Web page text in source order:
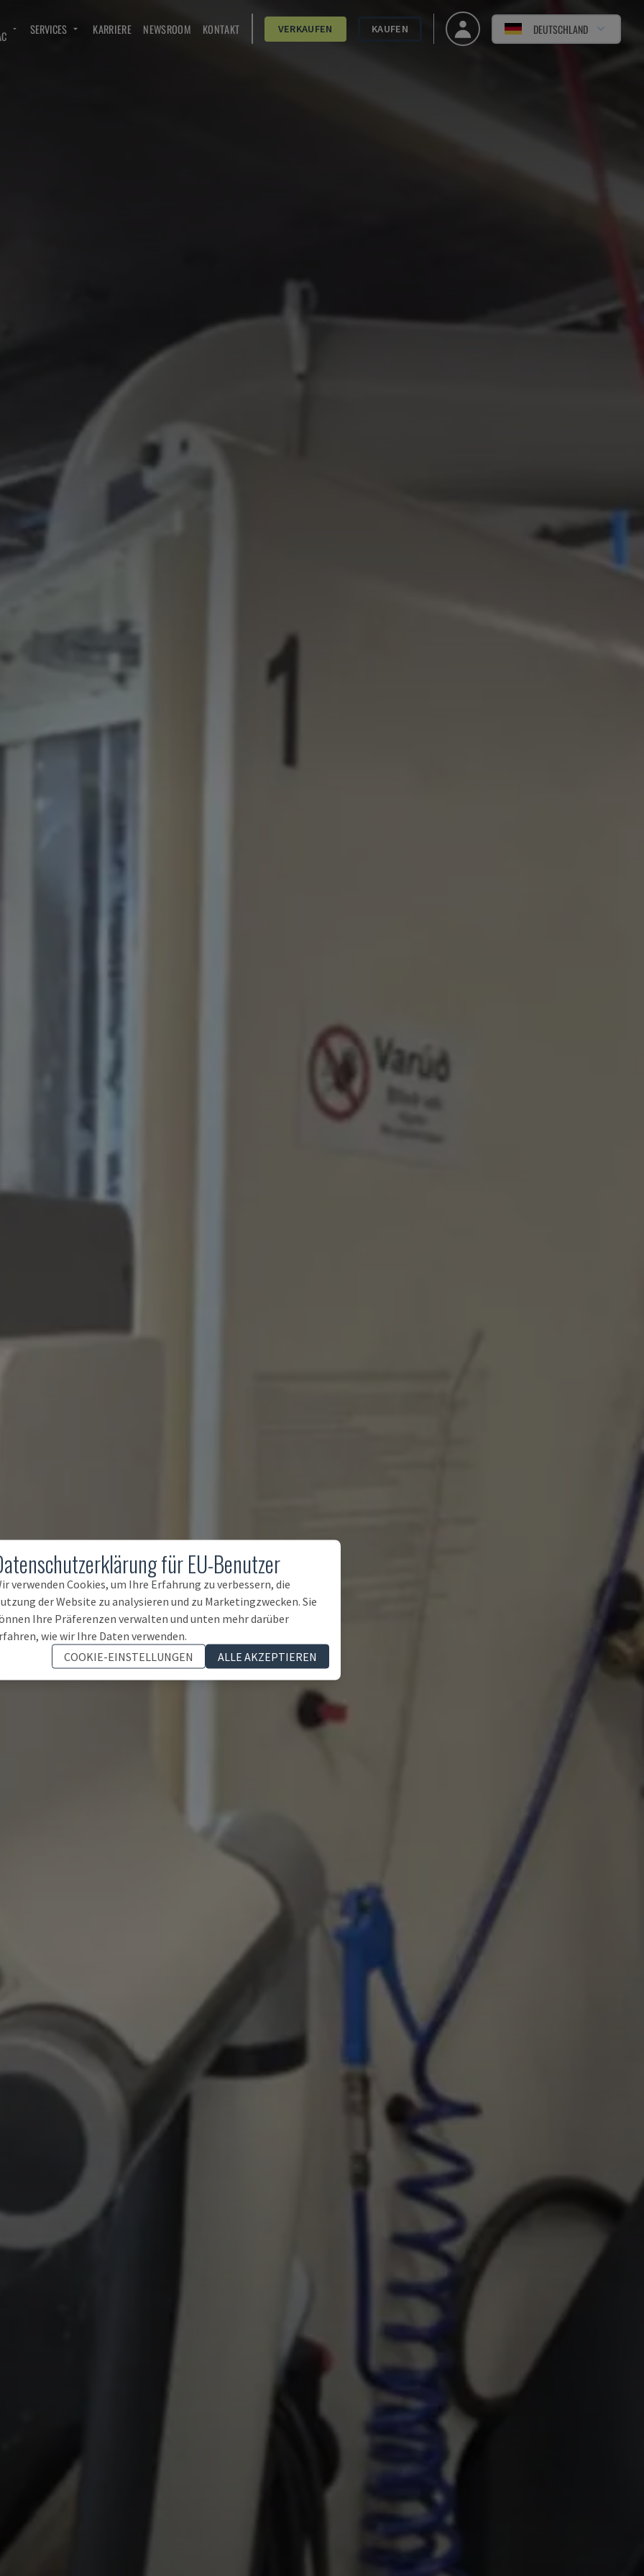
SERVICES KARRIERE NEWSROOM KONTAKT VERKAUFEN KAUFEN DEUTSCHLAND
für EU-Benutzer
verwenden Cookies, um Ihre Erfahrung zu verbessern, die
der Website zu analysieren und zu Marketingzwecken. Sie
Ihre Präferenzen verwalten und unten mehr darüber
wie wir Ihre Daten verwenden.
COOKIE-EINSTELLUNGEN
ALLE AKZEPTIEREN